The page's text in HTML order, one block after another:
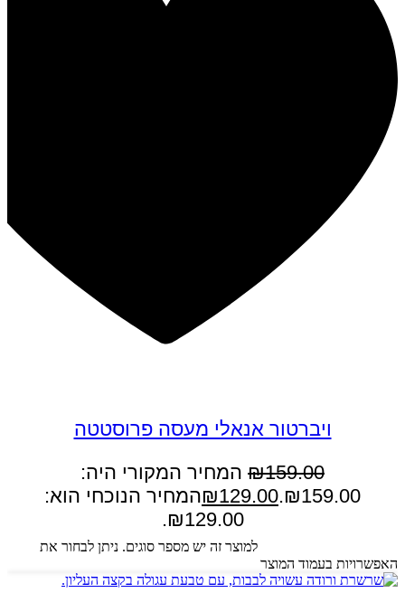
ויברטור אנאלי מעסה פרוסטטה
₪159.00
המחיר המקורי היה:
₪159.00.
₪129.00
המחיר הנוכחי הוא:
₪129.00.
למוצר זה יש מספר סוגים. ניתן לבחור את
האפשרויות בעמוד המוצר